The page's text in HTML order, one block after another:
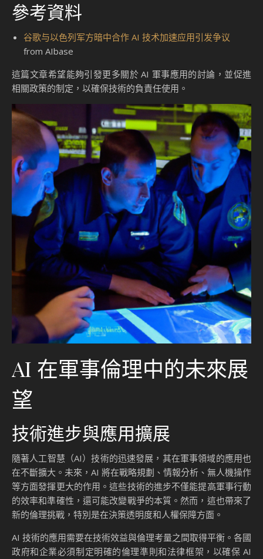
參考資料
谷歌与以色列军方暗中合作 AI 技术加速应用引发争议
from AIbase
這篇文章希望能夠引發更多關於 AI 軍事應用的討論，並促進
相關政策的制定，以確保技術的負責任使用。
AI 在軍事倫理中的未來展
望
技術進步與應用擴展
隨著人工智慧（AI）技術的迅速發展，其在軍事領域的應用也
在不斷擴大。未來，AI 將在戰略規劃、情報分析、無人機操作
等方面發揮更大的作用。這些技術的進步不僅能提高軍事行動
的效率和準確性，還可能改變戰爭的本質。然而，這也帶來了
新的倫理挑戰，特別是在決策透明度和人權保障方面。
AI 技術的應用需要在技術效益與倫理考量之間取得平衡。各國
政府和企業必須制定明確的倫理準則和法律框架，以確保 AI